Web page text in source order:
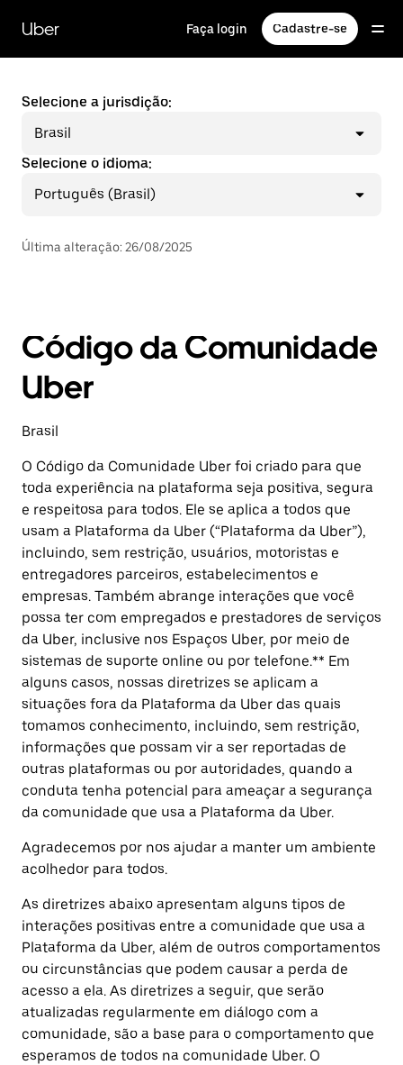
para
conteúdo
Uber Faça login Cadastre-se
Selecione a jurisdição:
Brasil
Selecione o idioma:
Português (Brasil)
Última alteração: 26/08/2025
Código da Comunidade
Uber
Brasil
O Código da Comunidade Uber foi criado para que
toda experiência na plataforma seja positiva, segura
e respeitosa para todos. Ele se aplica a todos que
usam a Plataforma da Uber (“Plataforma da Uber”),
incluindo, sem restrição, usuários, motoristas e
entregadores parceiros, estabelecimentos e
empresas. Também abrange interações que você
possa ter com empregados e prestadores de serviços
da Uber, inclusive nos Espaços Uber, por meio de
sistemas de suporte online ou por telefone.** Em
alguns casos, nossas diretrizes se aplicam a
situações fora da Plataforma da Uber das quais
tomamos conhecimento, incluindo, sem restrição,
informações que possam vir a ser reportadas de
outras plataformas ou por autoridades, quando a
conduta tenha potencial para ameaçar a segurança
da comunidade que usa a Plataforma da Uber.
Agradecemos por nos ajudar a manter um ambiente
acolhedor para todos.
As diretrizes abaixo apresentam alguns tipos de
interações positivas entre a comunidade que usa a
Plataforma da Uber, além de outros comportamentos
ou circunstâncias que podem causar a perda de
acesso a ela. As diretrizes a seguir, que serão
atualizadas regularmente em diálogo com a
comunidade, são a base para o comportamento que
esperamos de todos na comunidade Uber. O